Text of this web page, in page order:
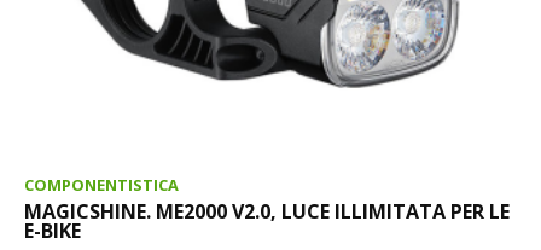
COMPONENTISTICA
MAGICSHINE. ME2000 V2.0, LUCE ILLIMITATA PER LE
E-BIKE